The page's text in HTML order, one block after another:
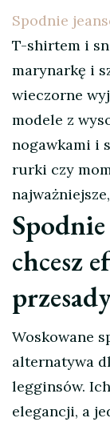
Spodnie
T-shirtem i
marynarkę i
wieczorne
modele z
nogawkami i
rurki czy
chcesz
Woskowane
alternatywa
legginsów.
elegancji, a